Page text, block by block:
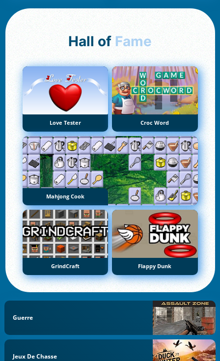
Hall of Fame
Love Tester Croc Word
Mahjong Cook
GrindCraft Flappy Dunk
Guerre
Jeux De Chasse